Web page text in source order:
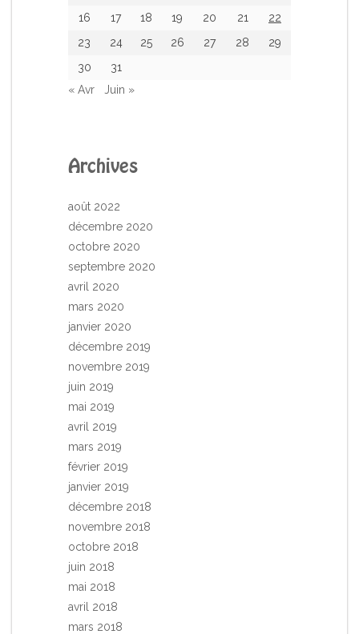
16
17 18 19 20 21
22
23
24 25 26 27 28
29
30
31
« Avr
Juin »
Archives
août 2022
décembre 2020
octobre 2020
septembre 2020
avril 2020
mars 2020
janvier 2020
décembre 2019
novembre 2019
juin 2019
mai 2019
avril 2019
mars 2019
février 2019
janvier 2019
décembre 2018
novembre 2018
octobre 2018
juin 2018
mai 2018
avril 2018
mars 2018